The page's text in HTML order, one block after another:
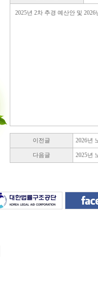
2025년 2차 추경 예산안 및
이전글 2026년
다음글 2025년